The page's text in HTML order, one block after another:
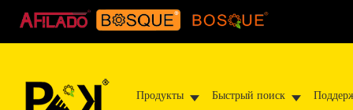
Продукты Быстрый поиск